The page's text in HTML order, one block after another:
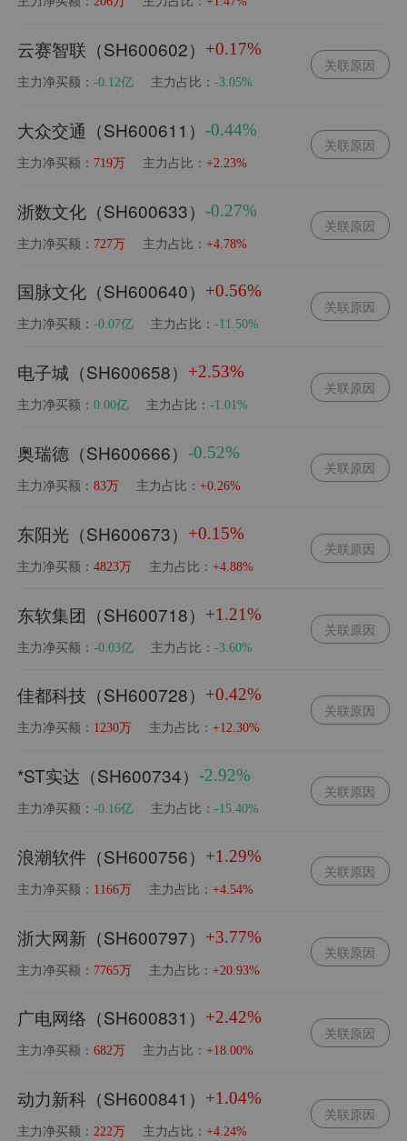
云赛智联（SH600602） +0.17%
主力净买额：-0.12亿 主力占比：-3.05%
关联原因
大众交通（SH600611）-0.44%
主力净买额： 719万 主力占比：+2.23%
关联原因
浙数文化（SH600633）-0.27%
主力净买额： 727万 主力占比：+4.78%
关联原因
国脉文化（SH600640） +0.56%
主力净买额：-0.07亿 主力占比：-11.50%
关联原因
电子城（SH600658） +2.53%
主力净买额：0.00亿 主力占比：-1.01%
关联原因
奥瑞德（SH600666）-0.52%
主力净买额：83万 主力占比：+0.26%
关联原因
东阳光（SH600673） +0.15%
主力净买额：4823万 主力占比：+4.88%
关联原因
东软集团（SH600718） +1.21%
主力净买额：-0.03亿 主力占比：-3.60%
关联原因
佳都科技（SH600728） +0.42%
主力净买额： 1230万 主力占比：+12.30%
关联原因
*ST实达（SH600734）-2.92%
主力净买额：-0.16亿 主力占比：-15.40%
关联原因
浪潮软件（SH600756） +1.29%
主力净买额： 1166万 主力占比：+4.54%
关联原因
浙大网新（SH600797） +3.77%
主力净买额： 7765万 主力占比：+20.93%
关联原因
广电网络（SH600831） +2.42%
主力净买额：682万 主力占比：+18.00%
关联原因
动力新科（SH600841） +1.04%
主力净买额：222万 主力占比：+4.24%
关联原因